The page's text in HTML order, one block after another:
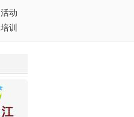
活动
培训